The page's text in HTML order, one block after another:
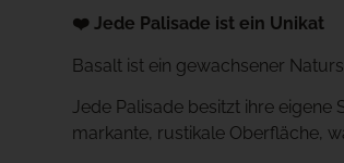
❤️ Jede Palisade ist ein Unikat
Basalt ist ein gewachsener
Jede Palisade besitzt ihre
markante, rustikale Oberfläche,